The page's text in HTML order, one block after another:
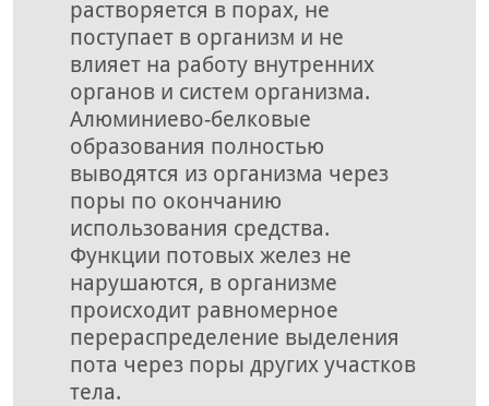
растворяется в порах, не
поступает в организм и не
влияет на работу внутренних
органов и систем организма.
Алюминиево-белковые
образования полностью
выводятся из организма через
поры по окончанию
использования средства.
Функции потовых желез не
нарушаются, в организме
происходит равномерное
перераспределение выделения
пота через поры других участков
тела.